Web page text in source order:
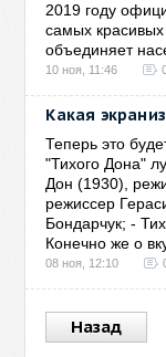
2019 году
самых
объединяет
10 ноя, 11:46
Какая
Теперь это
"Тихого Дона"
Дон (1930),
режиссер
Бондарчук; -
Конечно же о
08 ноя, 12:10
Назад